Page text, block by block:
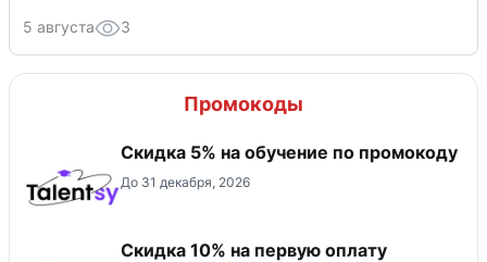
5 августа 3
Промокоды
Скидка 5% на обучение по промокоду
До 31 декабря, 2026
Скидка 10% на первую оплату